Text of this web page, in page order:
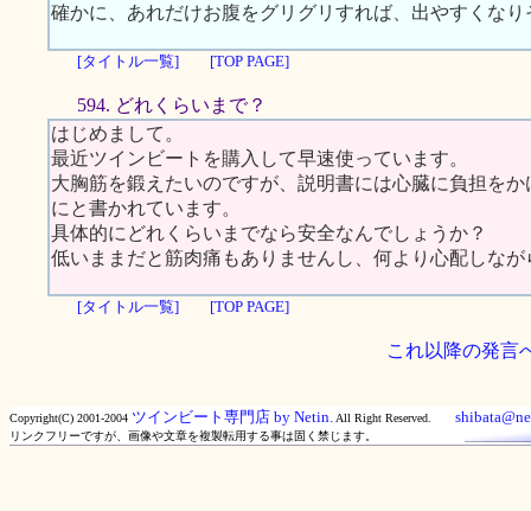
確かに、あれだけお腹をグリグリすれば、出やすくなり
[タイトル一覧] [TOP PAGE]
594. どれくらいまで？
はじめまして。
最近ツインビートを購入して早速使っています。
大胸筋を鍛えたいのですが、説明書には心臓に負担を
にと書かれています。
具体的にどれくらいまでなら安全なんでしょうか？
低いままだと筋肉痛もありませんし、何より心配しな
[タイトル一覧] [TOP PAGE]
これ以降の発言
Copyright(C) 2001-2004 ツインビート専門店 by Netin. All Right Reserved.
リンクフリーですが、画像や文章を複製転用する事は固く禁じます。